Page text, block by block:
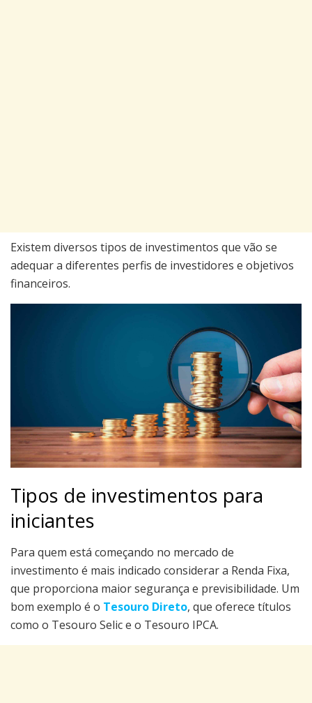
Existem diversos tipos de investimentos que vão se
adequar a diferentes perfis de investidores e objetivos
financeiros.
Tipos de investimentos para
iniciantes
Para quem está começando no mercado de
investimento é mais indicado considerar a Renda Fixa,
que proporciona maior segurança e previsibilidade. Um
bom exemplo é o Tesouro Direto, que oferece títulos
como o Tesouro Selic e o Tesouro IPCA.